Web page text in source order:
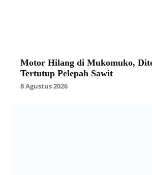
Motor Hilang di Mukomuko,
Tertutup Pelepah Sawit
8 Agustus 2026